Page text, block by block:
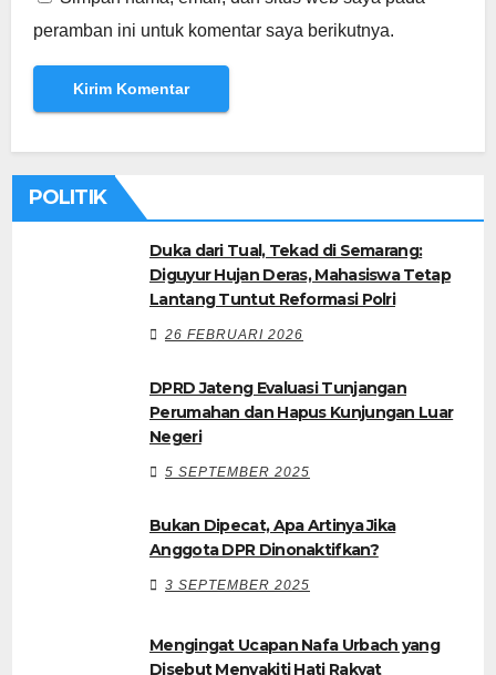
peramban ini untuk komentar saya berikutnya.
POLITIK
Duka dari Tual, Tekad di Semarang:
Diguyur Hujan Deras, Mahasiswa Tetap
Lantang Tuntut Reformasi Polri
26 FEBRUARI 2026
DPRD Jateng Evaluasi Tunjangan
Perumahan dan Hapus Kunjungan Luar
Negeri
5 SEPTEMBER 2025
Bukan Dipecat, Apa Artinya Jika
Anggota DPR Dinonaktifkan?
3 SEPTEMBER 2025
Mengingat Ucapan Nafa Urbach yang
Disebut Menyakiti Hati Rakyat